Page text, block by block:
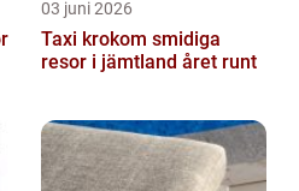
03 juni 2026
Taxi krokom smidiga
resor i jämtland året runt